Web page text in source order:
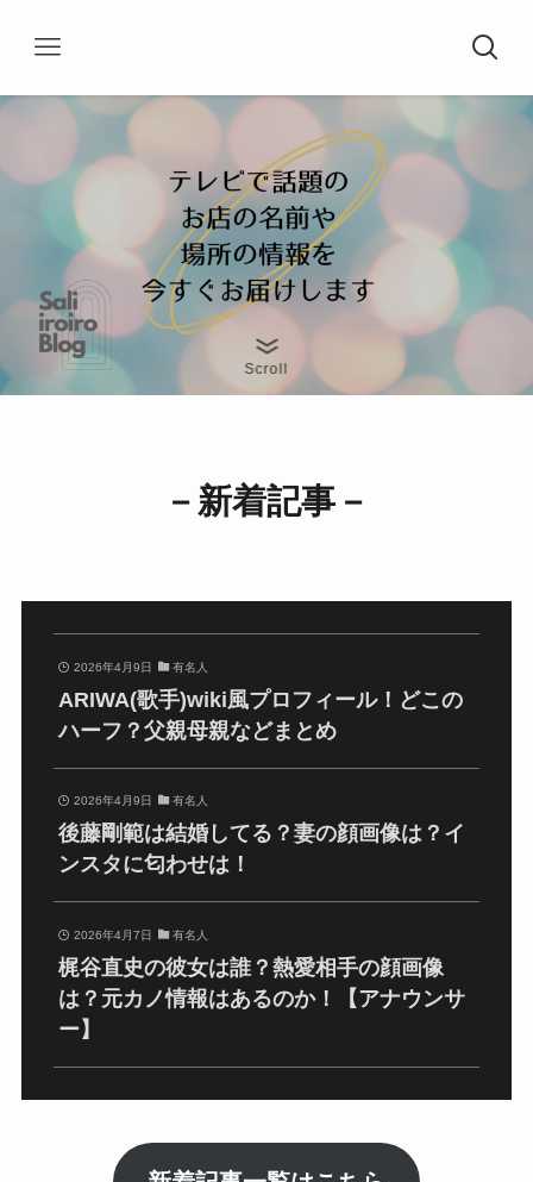
Scroll
－新着記事－
2026年4月9日 有名人
ARIWA(歌手)wiki風プロフィール！どこの
ハーフ？父親母親などまとめ
2026年4月9日 有名人
後藤剛範は結婚してる？妻の顔画像は？イ
ンスタに匂わせは！
2026年4月7日 有名人
梶谷直史の彼女は誰？熱愛相手の顔画像
は？元カノ情報はあるのか！【アナウンサ
ー】